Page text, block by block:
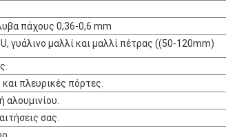
πάχους 0,36-0,6 mm
γυάλινο μαλλί και μαλλί πέτρας ((50-120mm)
πλευρικές πόρτες.
αλουμινίου.
σας.